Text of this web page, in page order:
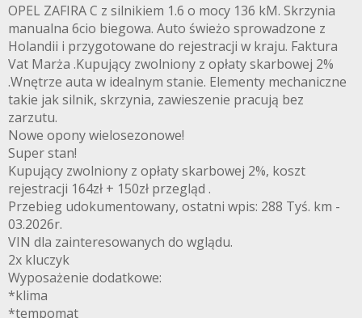
OPEL ZAFIRA C z silnikiem 1.6 o mocy 136 kM. Skrzynia
manualna 6cio biegowa. Auto świeżo sprowadzone z
Holandii i przygotowane do rejestracji w kraju. Faktura
Vat Marża .Kupujący zwolniony z opłaty skarbowej 2%
.Wnętrze auta w idealnym stanie. Elementy mechaniczne
takie jak silnik, skrzynia, zawieszenie pracują bez
zarzutu.
Nowe opony wielosezonowe!
Super stan!
Kupujący zwolniony z opłaty skarbowej 2%, koszt
rejestracji 164zł + 150zł przegląd .
Przebieg udokumentowany, ostatni wpis: 288 Tyś. km -
03.2026r.
VIN dla zainteresowanych do wglądu.
2x kluczyk
Wyposażenie dodatkowe:
*klima
*tempomat